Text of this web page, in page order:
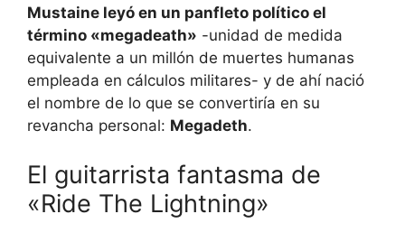
Mustaine leyó en un panfleto político el
término «megadeath» -unidad de medida
equivalente a un millón de muertes humanas
empleada en cálculos militares- y de ahí nació
el nombre de lo que se convertiría en su
revancha personal: Megadeth.
El guitarrista fantasma de
«Ride The Lightning»